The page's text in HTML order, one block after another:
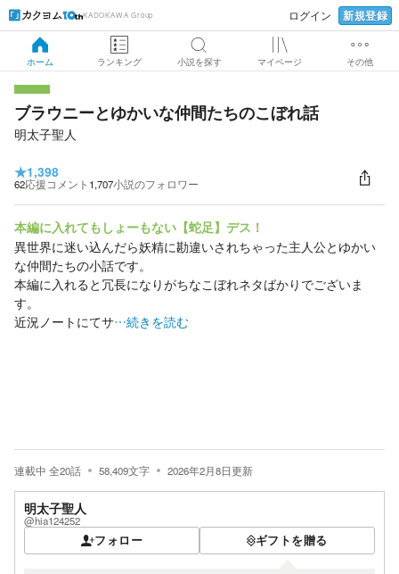
KADOKAWA Group ログイン 新規登録
ホーム ランキング 小説を探す マイページ その他
ブラウニーとゆかいな仲間たちのこぼれ話
明太子聖人
★1,398
62応援コメント 1,707小説のフォロワー
本編に入れてもしょーもない【蛇足】デス！
異世界に迷い込んだら妖精に勘違いされちゃった主人公とゆかい
な仲間たちの小話です。
本編に入れると冗長になりがちなこぼれネタばかりでございま
す。
近況ノートにてサ…続きを読む
連載中 全20話 58,409文字 2026年2月8日更新
明太子聖人
@hia124252
フォロー ギフトを贈る